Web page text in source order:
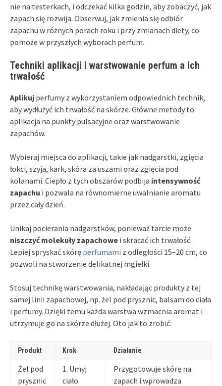
nie na testerkach, i odczekać kilka godzin, aby zobaczyć, jak
zapach się rozwija. Obserwuj, jak zmienia się odbiór
zapachu w różnych porach roku i przy zmianach diety, co
pomoże w przyszłych wyborach perfum.
Techniki aplikacji i warstwowanie perfum a ich
trwałość
Aplikuj perfumy z wykorzystaniem odpowiednich technik,
aby wydłużyć ich trwałość na skórze. Główne metody to
aplikacja na punkty pulsacyjne oraz warstwowanie
zapachów.
Wybieraj miejsca do aplikacji, takie jak nadgarstki, zgięcia
łokci, szyja, kark, skóra za uszami oraz zgięcia pod
kolanami. Ciepło z tych obszarów podbija intensywność
zapachu i pozwala na równomierne uwalnianie aromatu
przez cały dzień.
Unikaj pocierania nadgarstków, ponieważ tarcie może
niszczyć molekuły zapachowe i skracać ich trwałość.
Lepiej spryskać skórę perfumami z odległości 15–20 cm, co
pozwoli na stworzenie delikatnej mgiełki.
Stosuj technikę warstwowania, nakładając produkty z tej
samej linii zapachowej, np. żel pod prysznic, balsam do ciała
i perfumy. Dzięki temu każda warstwa wzmacnia aromat i
utrzymuje go na skórze dłużej. Oto jak to zrobić:
Produkt Krok Działanie
Żel pod
prysznic
1. Umyj
ciało
Przygotowuje skórę na
zapach i wprowadza